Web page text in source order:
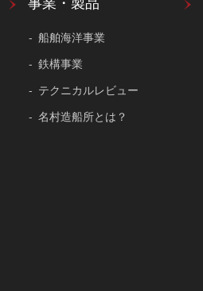
船舶海洋事業
鉄構事業
テクニカルレビュー
名村造船所とは？